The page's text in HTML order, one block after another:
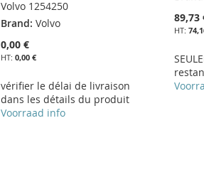
Volvo 1254250
Brand: Volvo
0,00 €
0,00 €
vérifier le délai de livraison
dans les détails du produit
Voorraad info
89,73